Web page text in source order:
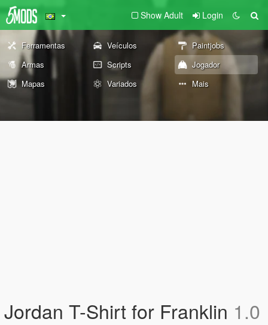
Show Adult Login
Ferramentas Veículos
Paintjobs
Armas
Scripts
Jogador
Mapas
Variados Mais
Jordan T-Shirt for Franklin 1.0